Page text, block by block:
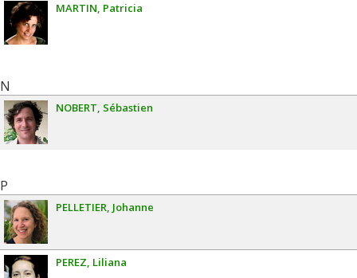
MARTIN Patricia
N
NOBERT Sébastien
P
PELLETIER Johanne
PEREZ Liliana